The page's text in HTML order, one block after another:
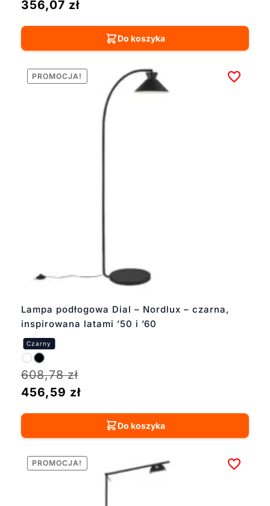
356,07 zł
Do koszyka
Lampa podłogowa Dial – Nordlux – czarna,
inspirowana latami ’50 i ’60
PROMOCJA!
608,78zł
456,59 zł
Do koszyka
PROMOCJA!